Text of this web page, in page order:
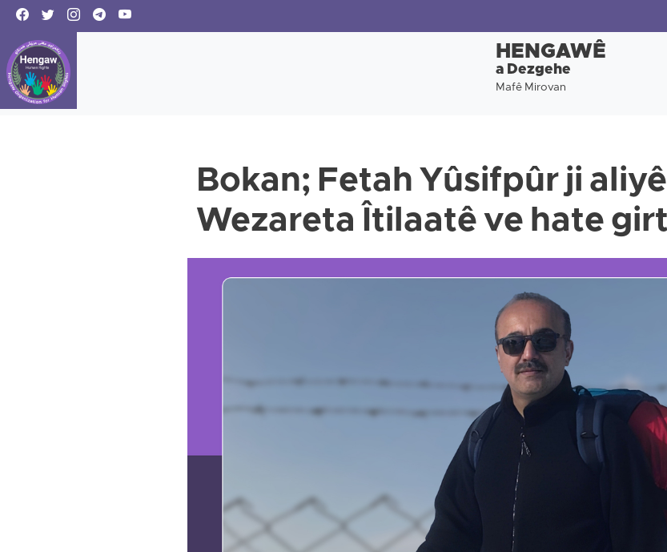
HENGAWÊ
a Dezgehe
Mafê Mirovan
Bokan; Fetah Yûsifpûr ji
Wezareta Îtilaatê ve hate